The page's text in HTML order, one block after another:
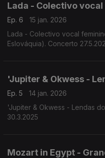
Lada - Colectivo
Ep. 6
15 jan. 2026
Lada - Colectivo vocal
Eslováquia). Concerto
'Jupiter & Okwess -
Ep. 5
14 jan. 2026
'Jupiter & Okwess - Lendas
30.3.2025
Mozart in Egypt -